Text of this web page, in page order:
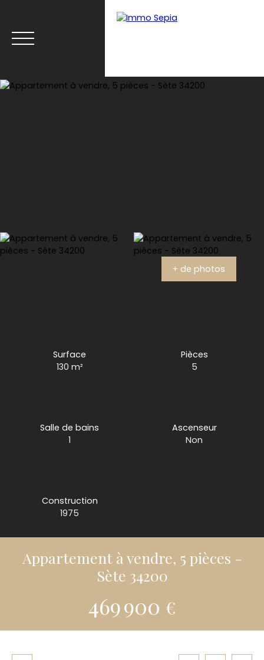
+ de photos
Surface
130 m²
Pièces
5
Salle de bains
1
Ascenseur
Non
Construction
1975
Appartement à vendre, 5 pièces -
Sète 34200
469 900 €